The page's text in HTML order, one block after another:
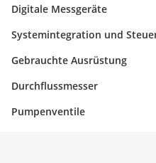
Digitale Messgeräte
Systemintegration und
Gebrauchte Ausrüstung
Durchflussmesser
Pumpenventile